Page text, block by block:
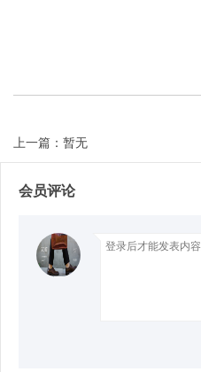
Bo
上一篇：暂无
会员评论